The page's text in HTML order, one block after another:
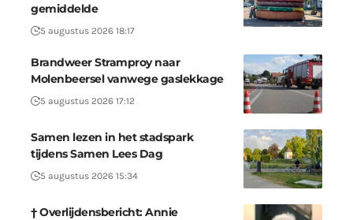
gemiddelde
5 augustus 2026 18:17
Brandweer Stramproy naar
Molenbeersel vanwege gaslekkage
5 augustus 2026 17:12
Samen lezen in het stadspark
tijdens Samen Lees Dag
5 augustus 2026 15:34
† Overlijdensbericht: Annie